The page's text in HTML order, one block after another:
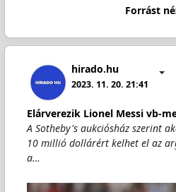
Forrást
hirado.hu
2023. 11. 20. 21:41
Elárverezik Lionel Messi vb-
A Sotheby's aukciósház szerint
10 millió dollárért kelhet el az
a…